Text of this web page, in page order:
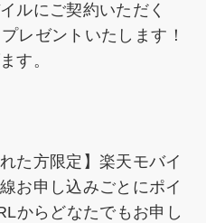
ルにご契約いただく
レゼントいたします！
す。
た方限定】楽天モバイ
お申し込みごとにポイ
からどなたでもお申し